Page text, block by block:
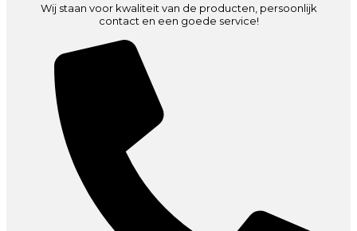
Wij staan voor kwaliteit van de producten, persoonlijk
contact en een goede service!